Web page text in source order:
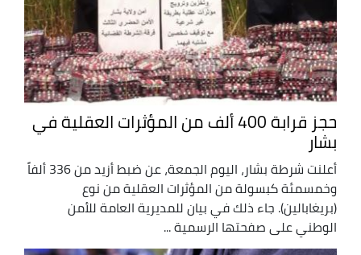
حجز قرابة 400 ألف من المؤثرات العقلية في
بشار
أعلنت شرطة بشار، اليوم الجمعة، عن ضبط أزيد من 336 ألفاً
وخمسمئة كبسولة من المؤثرات العقلية من نوع
(بريغابالين). جاء ذلك في بيان للمديرية العامة للأمن
الوطني على صفحتها الرسمية ...